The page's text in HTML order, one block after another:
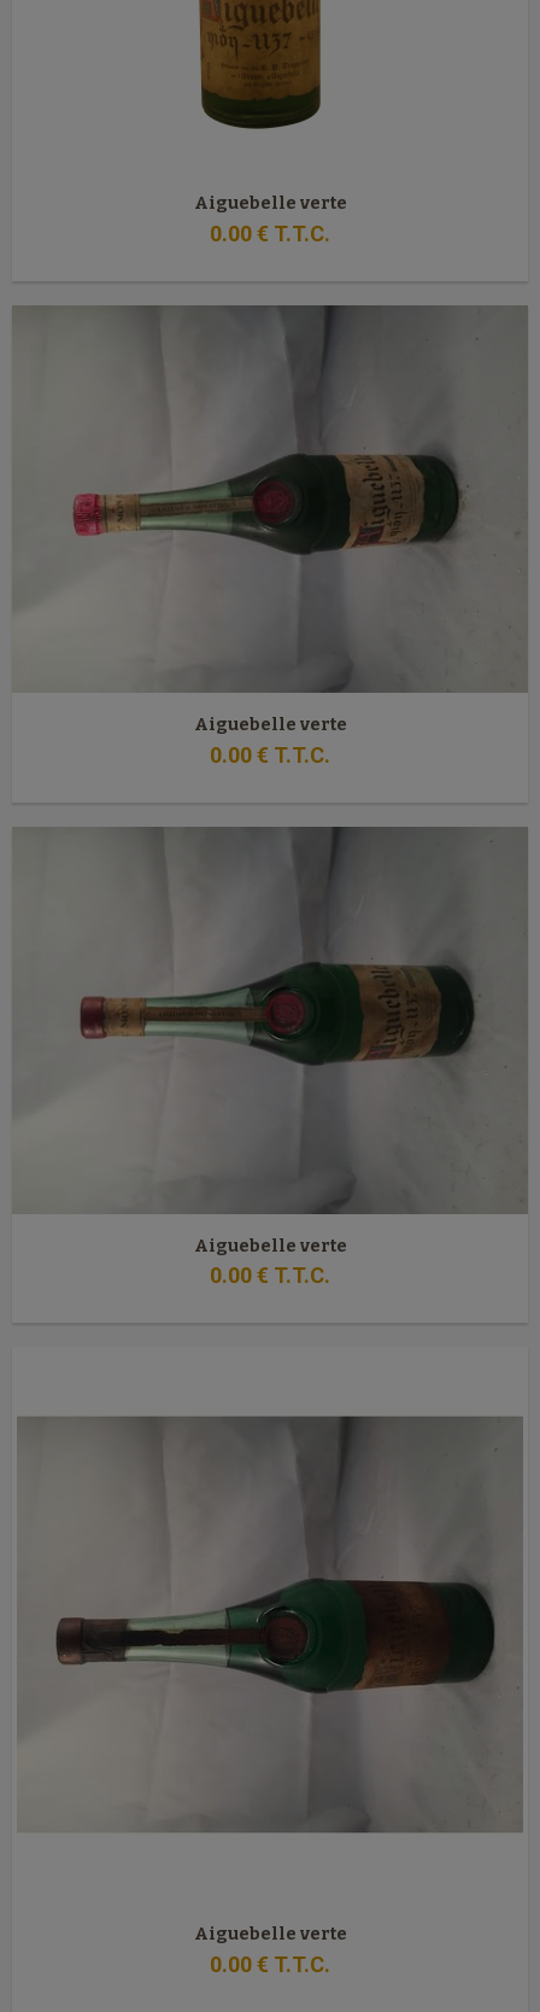
Aiguebelle verte
0.00€ T.T.C.
Aiguebelle verte
0.00€ T.T.C.
Aiguebelle verte
0.00€ T.T.C.
Aiguebelle verte
0.00€ T.T.C.